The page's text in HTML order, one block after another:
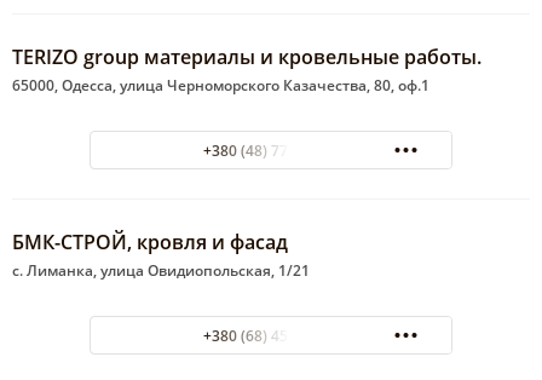
TERIZO group материалы и кровельные работы.
65000, Одесса, улица Черноморского Казачества, 80, оф.1
+380 (48) 775-13-98
БМК-СТРОЙ, кровля и фасад
с. Лиманка, улица Овидиопольская, 1/21
+380 (68) 459-56-25